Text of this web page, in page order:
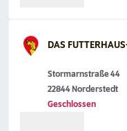
DAS
Stormarnstraße 44
22844 Norderstedt
Geschlossen